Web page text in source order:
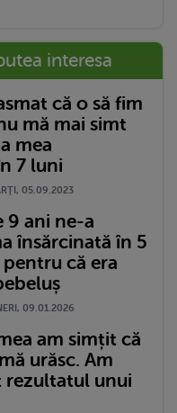
interesa
că o să fim
mă mai simt
mea
7 luni
05.09.2023
9 ani ne-a
însărcinată în 5
că era
09.01.2026
am simțit că
urăsc. Am
rezultatul unui